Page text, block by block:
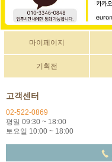
마이페이지
기획전
고객센터
02-522-0869
평일 09:30 ~ 18:00
토요일 10:00 ~ 18:00